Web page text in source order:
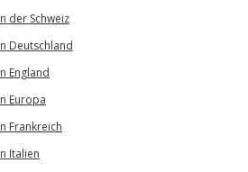
der Schweiz
Deutschland
England
Europa
Frankreich
Italien